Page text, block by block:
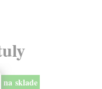
na sklade